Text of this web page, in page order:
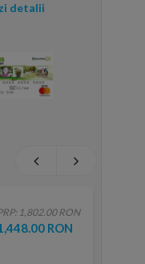
detalii
1,802.00 RON
RON